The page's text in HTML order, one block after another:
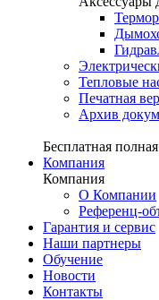
Тепловые
Печатная
Архив
Бесплатная
Компания
Компания
О Компании
Референц-
Гарантия и сервис
Наши партнеры
Обучение
Новости
Контакты